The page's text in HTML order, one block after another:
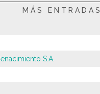
MÁS ENTRADAS
S.A.